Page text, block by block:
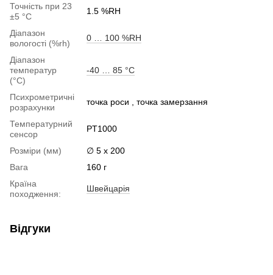
Точність при 23
±5 °C
1.5 %RH
Діапазон
вологості (%rh)
0 … 100 %RH
Діапазон
температур
(°C)
-40 … 85 °C
Психрометричні
розрахунки
точка роси , точка замерзання
Температурний
сенсор
PT1000
Розміри (мм)
∅ 5 x 200
Вага
160 г
Країна
походження:
Швейцарія
Відгуки